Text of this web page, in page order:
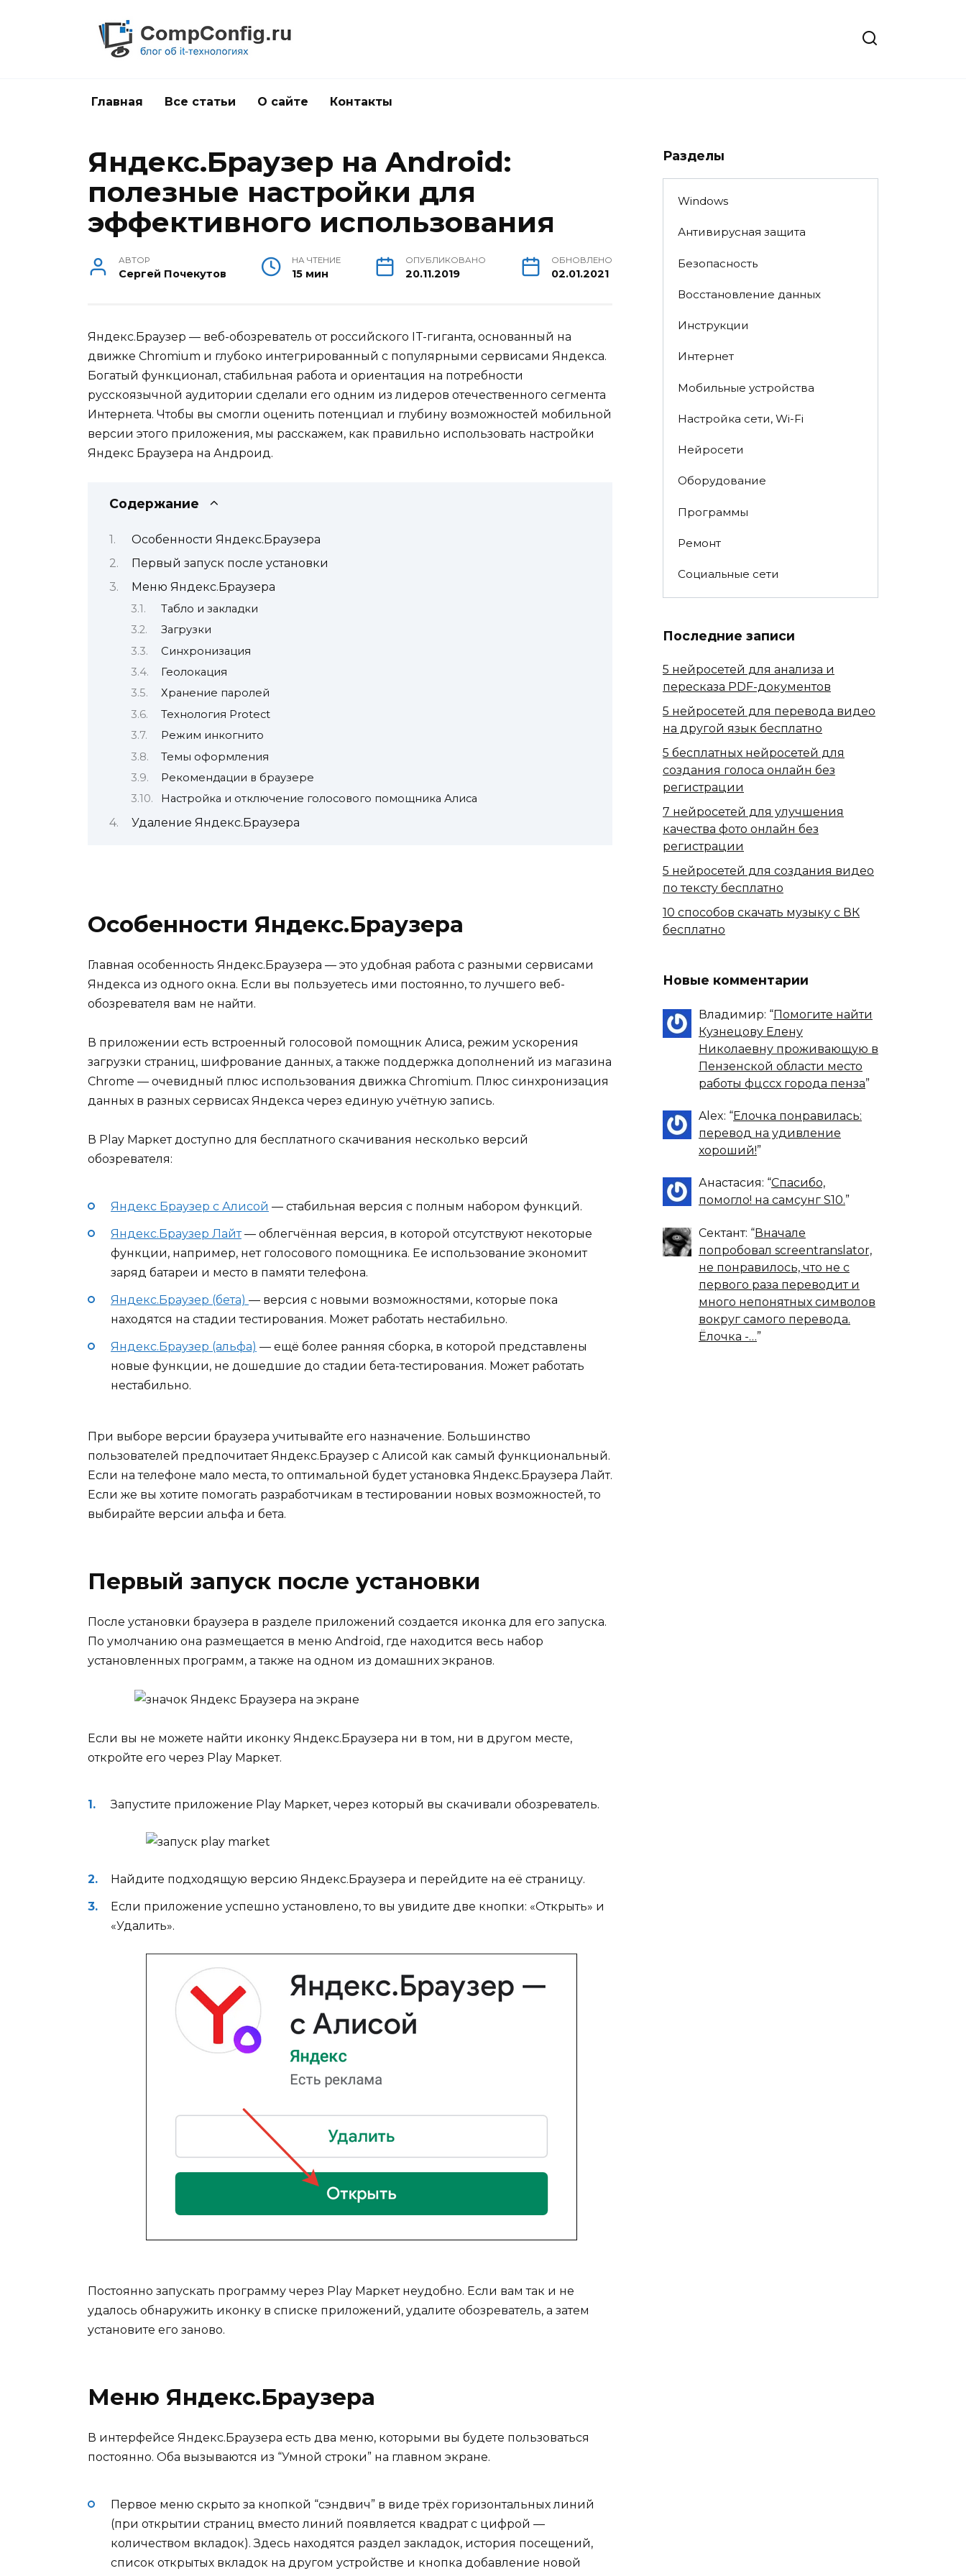
Главная Все статьи О сайте Контакты
Яндекс.Браузер на Android:
полезные настройки для
эффективного использования
АВТОР
Сергей Почекутов
НА ЧТЕНИЕ
15 мин
ОПУБЛИКОВАНО
20.11.2019
ОБНОВЛЕНО
02.01.2021
Яндекс.Браузер — веб-обозреватель от российского IT-гиганта, основанный на
движке Chromium и глубоко интегрированный с популярными сервисами Яндекса.
Богатый функционал, стабильная работа и ориентация на потребности
русскоязычной аудитории сделали его одним из лидеров отечественного сегмента
Интернета. Чтобы вы смогли оценить потенциал и глубину возможностей мобильной
версии этого приложения, мы расскажем, как правильно использовать настройки
Яндекс Браузера на Андроид.
Содержание
Особенности Яндекс.Браузера
Первый запуск после установки
Меню Яндекс.Браузера
Табло и закладки
Загрузки
Синхронизация
Геолокация
Хранение паролей
Технология Protect
Режим инкогнито
Темы оформления
Рекомендации в браузере
Настройка и отключение голосового помощника Алиса
Удаление Яндекс.Браузера
Особенности Яндекс.Браузера
Главная особенность Яндекс.Браузера — это удобная работа с разными сервисами
Яндекса из одного окна. Если вы пользуетесь ими постоянно, то лучшего веб-
обозревателя вам не найти.
В приложении есть встроенный голосовой помощник Алиса, режим ускорения
загрузки страниц, шифрование данных, а также поддержка дополнений из магазина
Chrome — очевидный плюс использования движка Chromium. Плюс синхронизация
данных в разных сервисах Яндекса через единую учётную запись.
В Play Маркет доступно для бесплатного скачивания несколько версий
обозревателя:
Яндекс Браузер с Алисой — стабильная версия с полным набором функций.
Яндекс.Браузер Лайт— облегчённая версия, в которой отсутствуют некоторые
функции, например, нет голосового помощника. Ее использование экономит
заряд батареи и место в памяти телефона.
Яндекс.Браузер (бета) — версия с новыми возможностями, которые пока
находятся на стадии тестирования. Может работать нестабильно.
Яндекс.Браузер (альфа) — ещё более ранняя сборка, в которой представлены
новые функции, не дошедшие до стадии бета-тестирования. Может работать
нестабильно.
При выборе версии браузера учитывайте его назначение. Большинство
пользователей предпочитает Яндекс.Браузер с Алисой как самый функциональный.
Если на телефоне мало места, то оптимальной будет установка Яндекс.Браузера Лайт.
Если же вы хотите помогать разработчикам в тестировании новых возможностей, то
выбирайте версии альфа и бета.
Первый запуск после установки
После установки браузера в разделе приложений создается иконка для его запуска.
По умолчанию она размещается в меню Android, где находится весь набор
установленных программ, а также на одном из домашних экранов.
Если вы не можете найти иконку Яндекс.Браузера ни в том, ни в другом месте,
откройте его через Play Маркет.
Запустите приложение Play Маркет, через который вы скачивали обозреватель.
Найдите подходящую версию Яндекс.Браузера и перейдите на её страницу.
Если приложение успешно установлено, то вы увидите две кнопки: «Открыть» и
«Удалить».
Постоянно запускать программу через Play Маркет неудобно. Если вам так и не
удалось обнаружить иконку в списке приложений, удалите обозреватель, а затем
установите его заново.
Меню Яндекс.Браузера
В интерфейсе Яндекс.Браузера есть два меню, которыми вы будете пользоваться
постоянно. Оба вызываются из “Умной строки” на главном экране.
Первое меню скрыто за кнопкой “сэндвич” в виде трёх горизонтальных линий
(при открытии страниц вместо линий появляется квадрат с цифрой —
количеством вкладок). Здесь находятся раздел закладок, история посещений,
список открытых вкладок на другом устройстве и кнопка добавление новой
Разделы
Windows
Антивирусная защита
Безопасность
Восстановление данных
Инструкции
Интернет
Мобильные устройства
Настройка сети, Wi-Fi
Нейросети
Оборудование
Программы
Ремонт
Социальные сети
Последние записи
5 нейросетей для анализа и
пересказа PDF-документов
5 нейросетей для перевода видео
на другой язык бесплатно
5 бесплатных нейросетей для
создания голоса онлайн без
регистрации
7 нейросетей для улучшения
качества фото онлайн без
регистрации
5 нейросетей для создания видео
по тексту бесплатно
10 способов скачать музыку с ВК
бесплатно
Новые комментарии
Владимир: “Помогите найти
Кузнецову Елену
Николаевну проживающую в
Пензенской области место
работы фцссх города пенза”
Alex: “Елочка понравилась:
перевод на удивление
хороший!”
Анастасия: “Спасибо,
помогло! на самсунг S10.”
Сектант: “Вначале
попробовал screentranslator,
не понравилось, что не с
первого раза переводит и
много непонятных символов
вокруг самого перевода.
Ёлочка -…”